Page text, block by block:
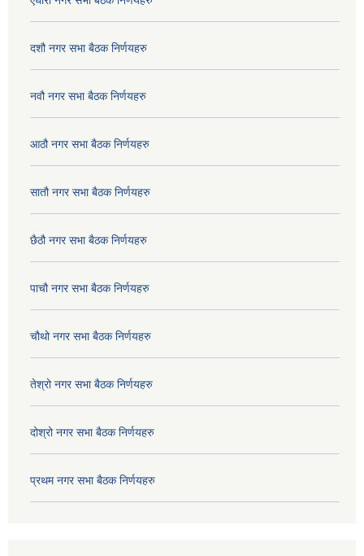
दशौ नगर सभा बैठक निर्णयहरु
नवौ नगर सभा बैठक निर्णयहरु
आठौ नगर सभा बैठक निर्णयहरु
सातौ नगर सभा बैठक निर्णयहरु
छैठौ नगर सभा बैठक निर्णयहरु
पाचौ नगर सभा बैठक निर्णयहरु
चौथो नगर सभा बैठक निर्णयहरु
तेश्रो नगर सभा बैठक निर्णयहरु
दोश्रो नगर सभा बैठक निर्णयहरु
प्रथम नगर सभा बैठक निर्णयहरु